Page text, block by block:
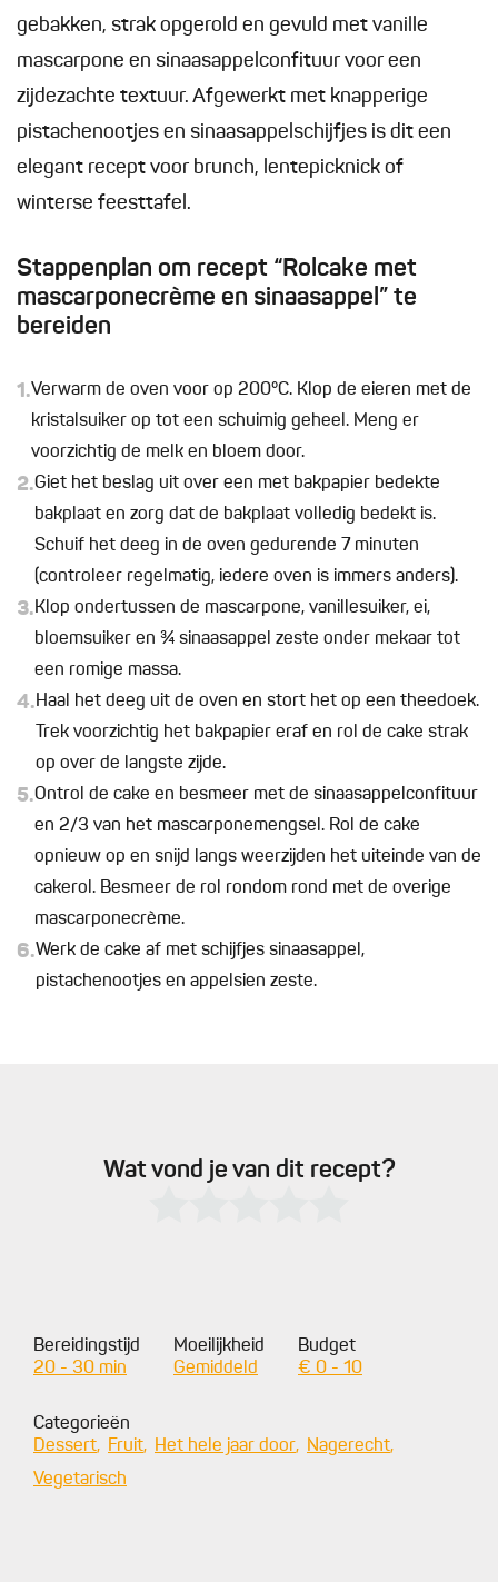
gebakken, strak opgerold en gevuld met vanille
mascarpone en sinaasappelconfituur voor een
zijdezachte textuur. Afgewerkt met knapperige
pistachenootjes en sinaasappelschijfjes is dit een
elegant recept voor brunch, lentepicknick of
winterse feesttafel.
Stappenplan om recept “Rolcake met
mascarponecrème en sinaasappel” te
bereiden
1.Verwarm de oven voor op 200°C. Klop de eieren met de
kristalsuiker op tot een schuimig geheel. Meng er
voorzichtig de melk en bloem door.
2.Giet het beslag uit over een met bakpapier bedekte
bakplaat en zorg dat de bakplaat volledig bedekt is.
Schuif het deeg in de oven gedurende 7 minuten
(controleer regelmatig, iedere oven is immers anders).
3.Klop ondertussen de mascarpone, vanillesuiker, ei,
bloemsuiker en ¾ sinaasappel zeste onder mekaar tot
een romige massa.
4.Haal het deeg uit de oven en stort het op een theedoek.
Trek voorzichtig het bakpapier eraf en rol de cake strak
op over de langste zijde.
5.Ontrol de cake en besmeer met de sinaasappelconfituur
en 2/3 van het mascarponemengsel. Rol de cake
opnieuw op en snijd langs weerzijden het uiteinde van de
cakerol. Besmeer de rol rondom rond met de overige
mascarponecrème.
6.Werk de cake af met schijfjes sinaasappel,
pistachenootjes en appelsien zeste.
Wat vond je van dit recept?
Bereidingstijd
20 - 30 min
Moeilijkheid
Gemiddeld
Budget
€ 0 - 10
Categorieën
Dessert
Fruit Het hele jaar door
Nagerecht
Vegetarisch